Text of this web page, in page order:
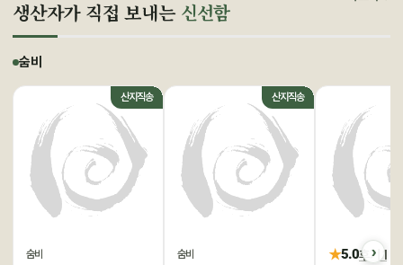
생산자가 직접 보내는 신선함
숨비
산지직송
숨비
산지직송
숨비 ★5.0후기 1